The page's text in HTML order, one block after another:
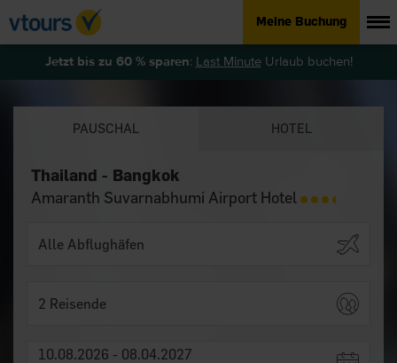
Meine Buchung
Jetzt bis zu 60 % sparen: Last MinuteUrlaub buchen!
PAUSCHAL HOTEL
Thailand - Bangkok
Amaranth Suvarnabhumi Airport Hotel
2 Reisende
10.08.2026 - 08.04.2027